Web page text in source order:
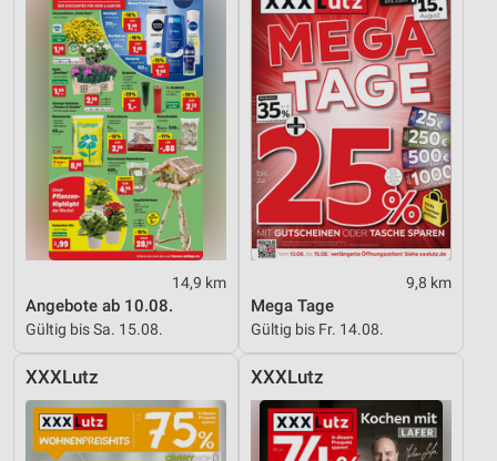
14,9 km
Angebote ab 10.08.
Gültig bis Sa. 15.08.
9,8 km
Mega Tage
Gültig bis Fr. 14.08.
XXXLutz XXXLutz